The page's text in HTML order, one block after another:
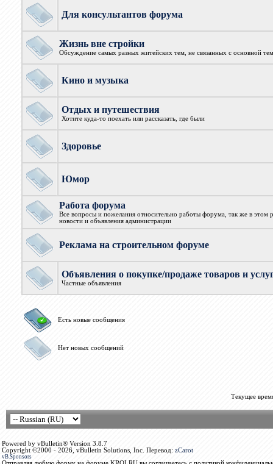
Для консультантов форума
Жизнь вне стройки
Обсуждение самых разных житейских тем, не связанных с основной
Кино и музыка
Отдых и путешествия
Хотите куда-то поехать или рассказать, где были
Здоровье
Юмор
Работа форума
Все вопросы и пожелания относительно работы форума, так же в этом
новости и объявления администрации
Реклама на строительном форуме
Объявления о покупке/продаже товаров и
Частные объявления
Есть новые сообщения
Нет новых сообщений
Текущее
Powered by vBulletin® Version 3.8.7
Copyright ©2000 - 2026, vBulletin Solutions, Inc. Перевод: zCarot
vB.Sponsors